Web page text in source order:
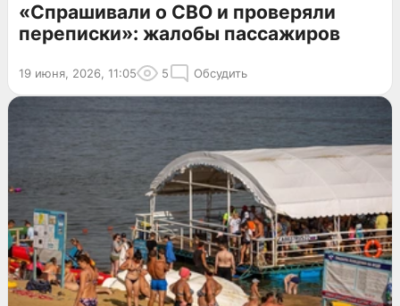
«Спрашивали о СВО и проверяли
переписки»: жалобы пассажиров
19 июня, 2026, 11:05 5 Обсудить